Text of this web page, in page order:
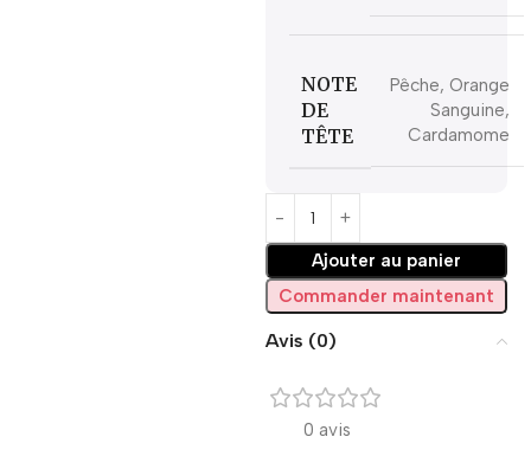
NOTE
DE
TÊTE
Pêche, Orange
Sanguine,
Cardamome
Ajouter au panier
Commander maintenant
Avis (0)
0 avis